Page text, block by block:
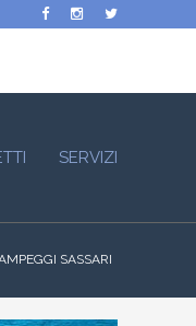
SERVIZI
SASSARI